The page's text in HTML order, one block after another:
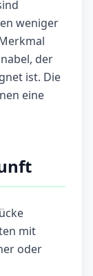
weniger
der
ist. Die
eine
mit
oder